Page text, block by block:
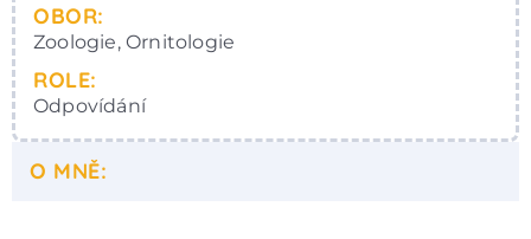
OBOR:
Zoologie, Ornitologie
ROLE:
Odpovídání
O MNĚ: